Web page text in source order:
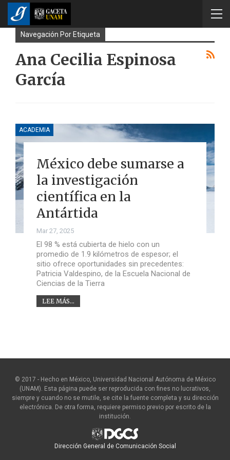
Navegación Por Etiqueta
Ana Cecilia Espinosa
García
ACADEMIA
México debe sumarse a
la investigación
científica en la
Antártida
Mar 27, 2025
El 98 % está cubierta de hielo con un
promedio de 1.9 kilómetros de espesor; el
sitio ofrece oportunidades sin precedentes:
Patricia Valdespino, de la Escuela Nacional de
Ciencias de la Tierra
LEE MÁS...
© 2017 - Hecho en México, Universidad Nacional Autónoma de México
(UNAM). Esta página puede ser reproducida con fines no lucrativos,
siempre y cuando no se mutile, se cite la fuente completa y su dirección
electrónica. De otra forma, requiere permiso previo por escrito de la
institución.
Dirección General de Comunicación Social